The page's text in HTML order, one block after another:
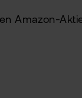
Amazon-